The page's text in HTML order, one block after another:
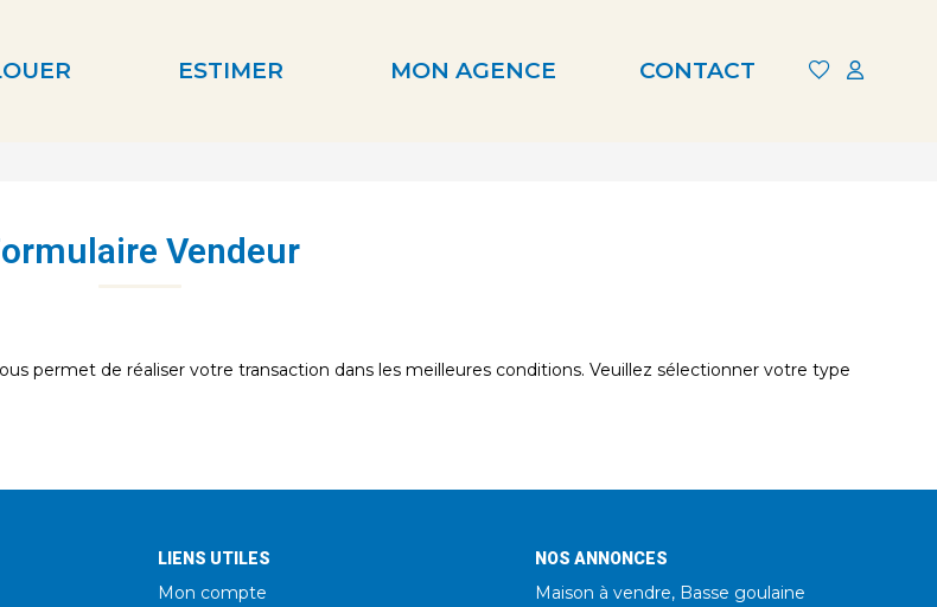
ESTIMER MON AGENCE CONTACT
Vendeur
permet de réaliser votre transaction dans les meilleures conditions. Veuillez sélectionner votre type
LIENS UTILES
Mon compte
NOS ANNONCES
Maison à vendre, Basse goulaine